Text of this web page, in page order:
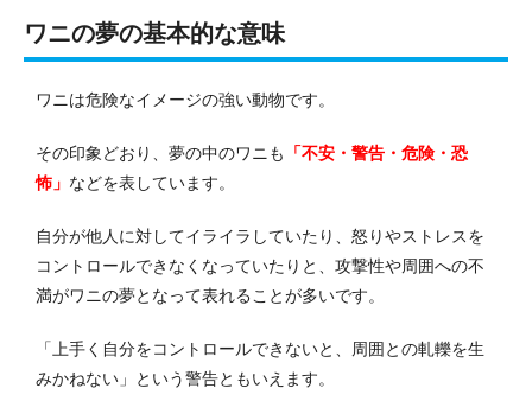
ワニの夢の基本的な意味
ワニは危険なイメージの強い動物です。
その印象どおり、夢の中のワニも
「不安・警告・危険・恐
怖」 などを表しています。
自分が他人に対してイライラしていたり、怒りやストレスを
コントロールできなくなっていたりと、攻撃性や周囲への不
満がワニの夢となって表れることが多いです。
「上手く自分をコントロールできないと、周囲との軋轢を生
みかねない」という警告ともいえます。